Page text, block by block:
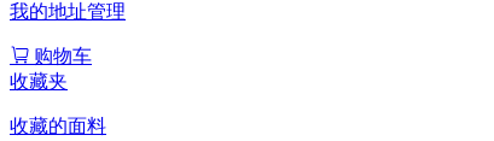
我的地址管理
购物车
收藏夹
收藏的面料